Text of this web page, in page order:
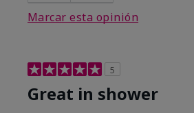
Marcar esta opinión
5
Great in shower